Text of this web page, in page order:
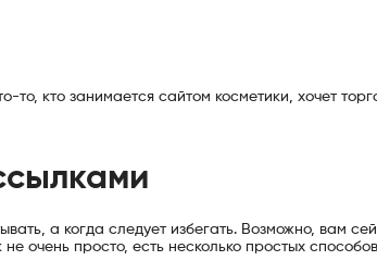
то, кто занимается сайтом косметики, хочет
а когда следует избегать. Возможно, вам
очень просто, есть несколько простых способов